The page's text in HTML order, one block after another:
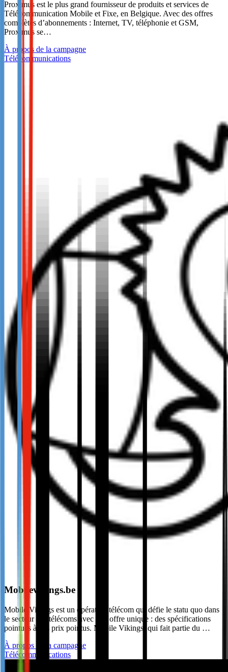
Proximus est le plus grand fournisseur de produits et services de
Télécommunication Mobile et Fixe, en Belgique. Avec des offres
complètes d’abonnements : Internet, TV, téléphonie et GSM,
Proximus se…
À propos de la campagne
Télécommunications
Mobilevikings.be
Mobile Vikings est un opérateur télécom qui défie le statu quo dans
le secteur des télécoms avec une offre unique : des spécifications
pointues à des prix pointus. Mobile Vikings, qui fait partie du …
À propos de la campagne
Télécommunications